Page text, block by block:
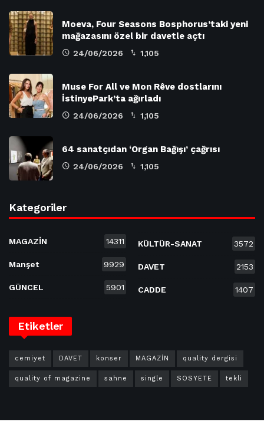
Moeva, Four Seasons Bosphorus’taki yeni
mağazasını özel bir davetle açtı
24/06/2026 1,105
Muse For All ve Mon Rêve dostlarını
İstinyePark’ta ağırladı
24/06/2026 1,105
64 sanatçıdan ‘Organ Bağışı’ çağrısı
24/06/2026 1,105
Kategoriler
MAGAZİN 14311
Manşet 9929
GÜNCEL 5901
KÜLTÜR-SANAT 3572
DAVET 2153
CADDE 1407
Etiketler
cemiyet DAVET konser MAGAZİN quality dergisi
quality of magazine sahne single SOSYETE tekli